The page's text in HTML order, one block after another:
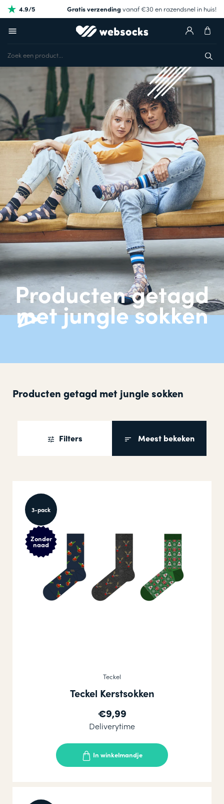
4.9/5 Gratis verzendingvanaf €30 en razendsnel in huis!
Producten getagd
met jungle sokken
Producten getagd met jungle sokken
Filters Meest bekeken
3-pack
Zonder
naad
Teckel
Teckel Kerstsokken
€9,99
Deliverytime
In winkelmandje